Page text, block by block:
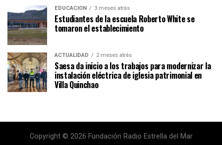
EDUCACIÓN 3 meses atrás
Estudiantes de la escuela Roberto White se
tomaron el establecimiento
ACTUALIDAD 2 meses atrás
Saesa da inicio a los trabajos para modernizar la
instalación eléctrica de iglesia patrimonial en
Villa Quinchao
Copyright © 2026 Fundación Radio Estrella del Mar